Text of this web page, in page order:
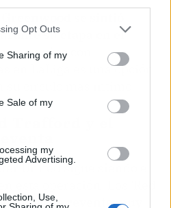
Opt Outs
Sharing of my
Sale of my
my
Advertising.
Use,
por cuadrar cuentas
facilitan un traspas
los culebrones del